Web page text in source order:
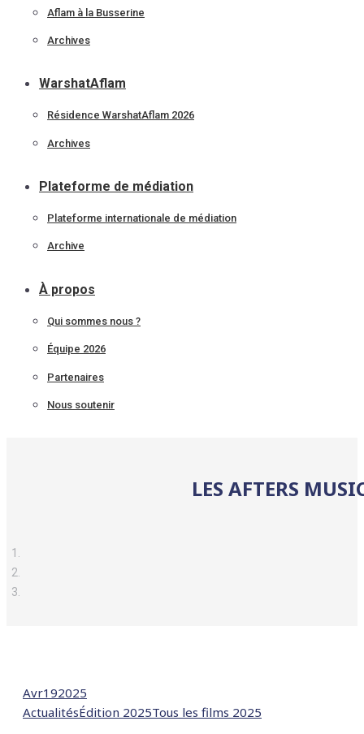
Aflam à la Busserine
Archives
WarshatAflam
Résidence WarshatAflam 2026
Archives
Plateforme de médiation
Plateforme internationale de médiation
Archive
À propos
Qui sommes nous ?
Équipe 2026
Partenaires
Nous soutenir
LES AFTERS
Avr192025
ActualitésÉdition 2025Tous les films 2025